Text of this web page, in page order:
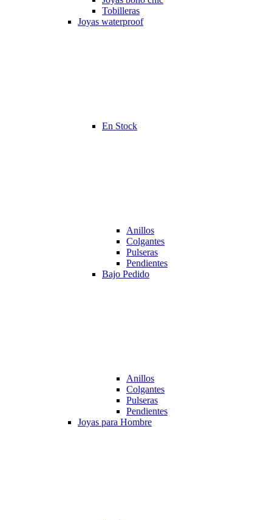
Tobilleras
Joyas waterproof
En Stock
Anillos
Colgantes
Pulseras
Pendientes
Bajo Pedido
Anillos
Colgantes
Pulseras
Pendientes
Joyas para Hombre